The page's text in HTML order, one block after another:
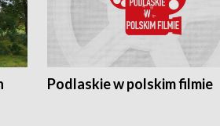
Podlaskie w polskim filmie